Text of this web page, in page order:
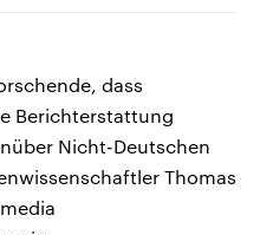
dass
Berichterstattung
Nicht-Deutschen
Thomas